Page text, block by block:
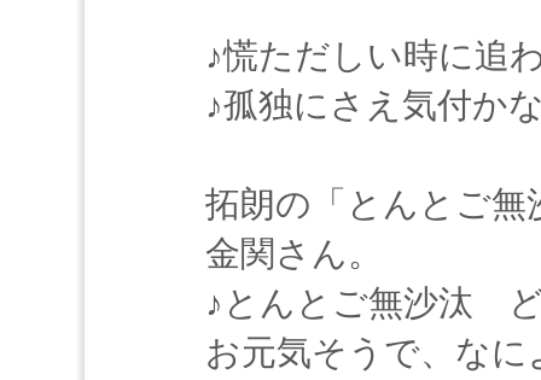
♪慌ただしい時に追
♪孤独にさえ気付か
拓朗の「とんとご無
金関さん。
♪とんとご無沙汰
お元気そうで、なに